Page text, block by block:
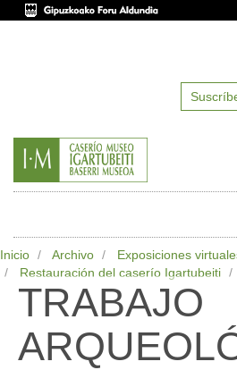
Inicio Archivo
Exposiciones
Restauración del caserío Igartubeiti
TRABAJO